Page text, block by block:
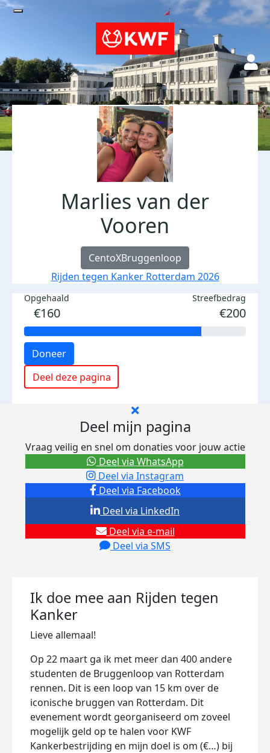
Marlies van der
Vooren
CentoXBruggenloop
Rijden tegen Kanker Rotterdam 2026
Opgehaald
€160
Streefbedrag
€200
Doneer
Deel deze pagina
Deel mijn pagina
Vraag veilig en snel om donaties voor jouw actie
Deel via Facebook
Deel via Instagram
Deel via e-mail
Deel via SMS
Deel via LinkedIn
Deel via WhatsApp
Ik doe mee aan Rijden tegen
Kanker
Lieve allemaal!
Op 22 maart ga ik met meer dan 400 andere
studenten de Bruggenloop van Rotterdam
rennen. Dit is een loop van 15 km over de
iconische bruggen van Rotterdam. Dit
evenement wordt georganiseerd om zoveel
mogelijk geld op te halen voor KWF
Kankerbestrijding en mijn doel is om (€…) bij